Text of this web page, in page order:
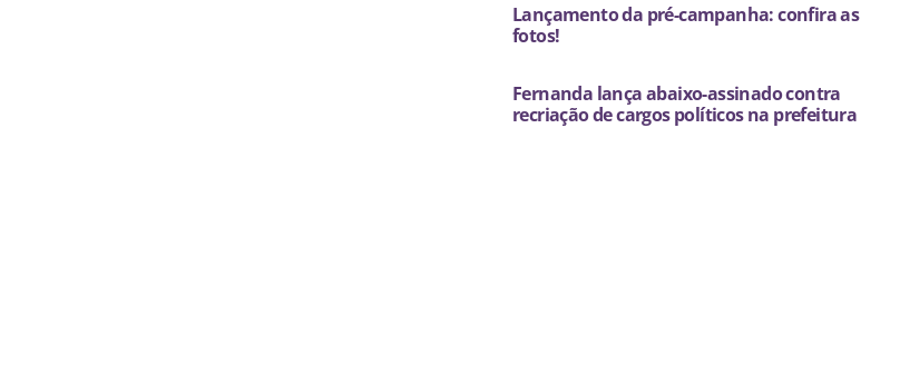
Lançamento da pré-campanha: confira as
fotos!
Fernanda lança abaixo-assinado contra
recriação de cargos políticos na prefeitura